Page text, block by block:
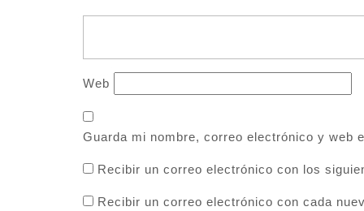
Web
Guarda mi nombre, correo electrónico y web
Recibir un correo electrónico con los
Recibir un correo electrónico con cada